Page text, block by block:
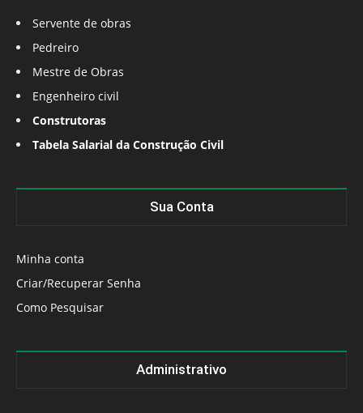
Servente de obras
Pedreiro
Mestre de Obras
Engenheiro civil
Construtoras
Tabela Salarial da Construção Civil
Sua Conta
Minha conta
Criar/Recuperar Senha
Como Pesquisar
Administrativo